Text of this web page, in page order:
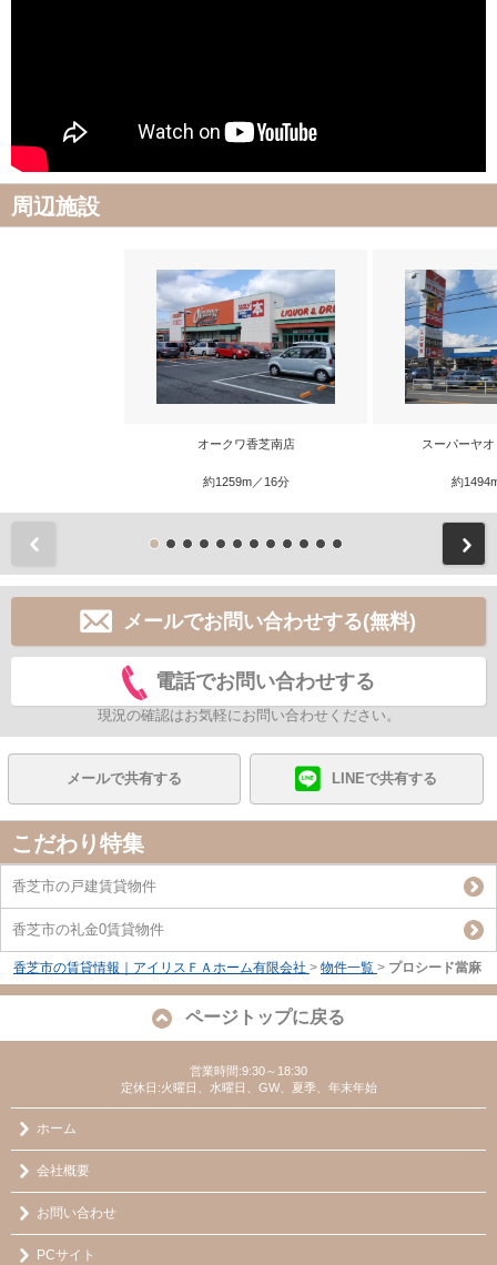
周辺施設
オークワ香芝南店
約1259m／16分
スーパーヤ
約
メールでお問い合わせする(無料)
電話でお問い合わせする
現況の確認はお気軽にお問い合わせください。
メールで共有する LINEで共有する
こだわり特集
香芝市の戸建賃貸物件
香芝市の礼金0賃貸物件
香芝市の賃貸情報｜アイリスＦＡホーム有限会社 > 物件一覧 > プロシード當麻
ページトップに戻る
営業時間:9:30～18:30
定休日:火曜日、水曜日、GW、夏季、年末年始
ホーム
会社概要
お問い合わせ
PCサイト